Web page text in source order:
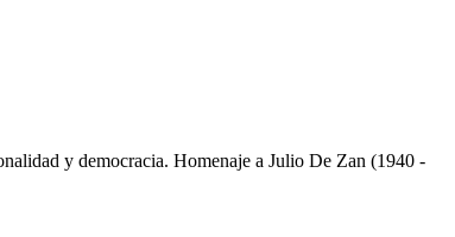
y democracia. Homenaje a Julio De Zan (1940 -